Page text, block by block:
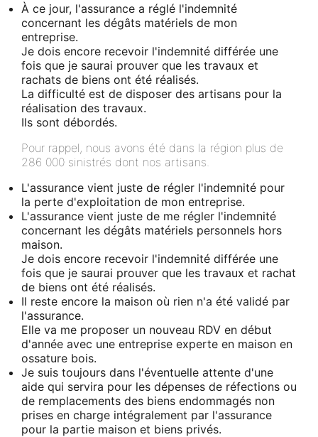
À ce jour, l'assurance a réglé l'indemnité
concernant les dégâts matériels de mon
entreprise.
Je dois encore recevoir l'indemnité différée une
fois que je saurai prouver que les travaux et
rachats de biens ont été réalisés.
La difficulté est de disposer des artisans pour la
réalisation des travaux.
Ils sont débordés.
Pour rappel, nous avons été dans la région plus de
286 000 sinistrés dont nos artisans.
L'assurance vient juste de régler l'indemnité pour
la perte d'exploitation de mon entreprise.
L'assurance vient juste de me régler l'indemnité
concernant les dégâts matériels personnels hors
maison.
Je dois encore recevoir l'indemnité différée une
fois que je saurai prouver que les travaux et rachat
de biens ont été réalisés.
Il reste encore la maison où rien n'a été validé par
l'assurance.
Elle va me proposer un nouveau RDV en début
d'année avec une entreprise experte en maison en
ossature bois.
Je suis toujours dans l'éventuelle attente d'une
aide qui servira pour les dépenses de réfections ou
de remplacements des biens endommagés non
prises en charge intégralement par l'assurance
pour la partie maison et biens privés.